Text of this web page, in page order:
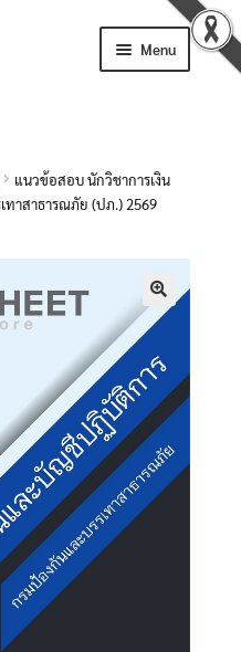
Menu
แนวข้อสอบ นักวิชาการเงิน
าสาธารณภัย (ปภ.) 2569
🔍